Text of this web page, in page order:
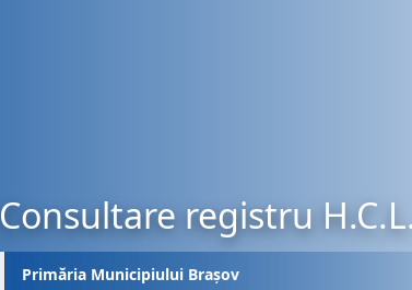
Consultare registru
Primăria Municipiului Brașov